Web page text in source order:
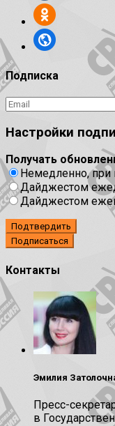
Подписка
Настройки
Получать
Немедленно, при
Дайджестом
Дайджестом
Подтвердить
Контакты
Эмилия
Пресс-
в